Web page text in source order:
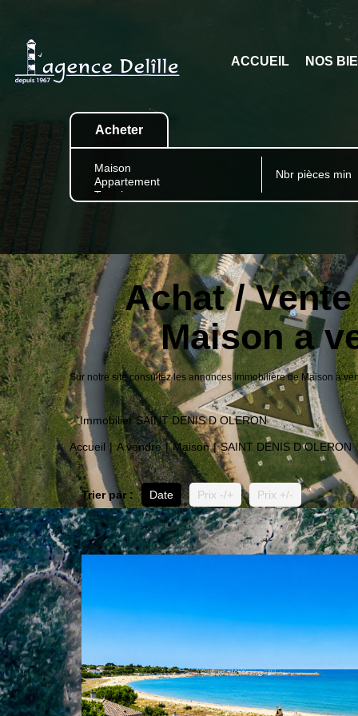
ACCUEIL NOS
Acheter
Achat /
Maison a
Sur notre site consultez les annonces immobilière de Maison à
Immobilier SAINT DENIS D OLERON
Accueil A vendre Maison SAINT DENIS D OLERON
Trier par : Date Prix -/+ Prix +/-